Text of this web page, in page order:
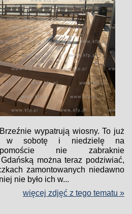
wypatrują wiosny. To już
w sobotę i niedzielę na
pomoście nie zabraknie
można teraz podziwiać,
zamontowanych niedawno
nie było ich w...
więcej zdjęć z tego tematu »